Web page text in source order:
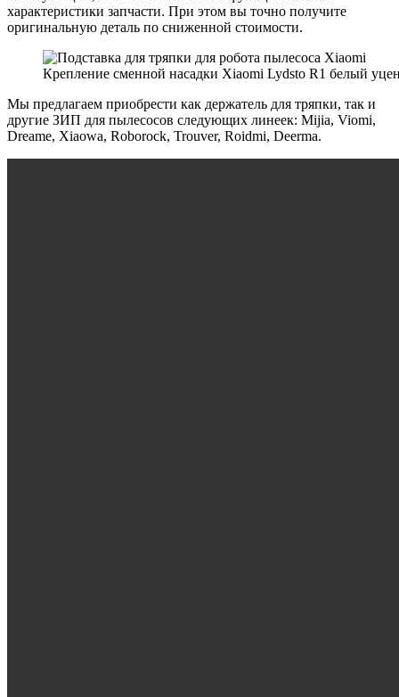
характеристики запчасти. При этом вы точно получите
оригинальную деталь по сниженной стоимости.
Крепление сменной насадки Xiaomi Lydsto R1 белый
Мы предлагаем приобрести как держатель для тряпки, так и
другие ЗИП для пылесосов следующих линеек: Mijia, Viomi,
Dreame, Xiaowa, Roborock, Trouver, Roidmi, Deerma.